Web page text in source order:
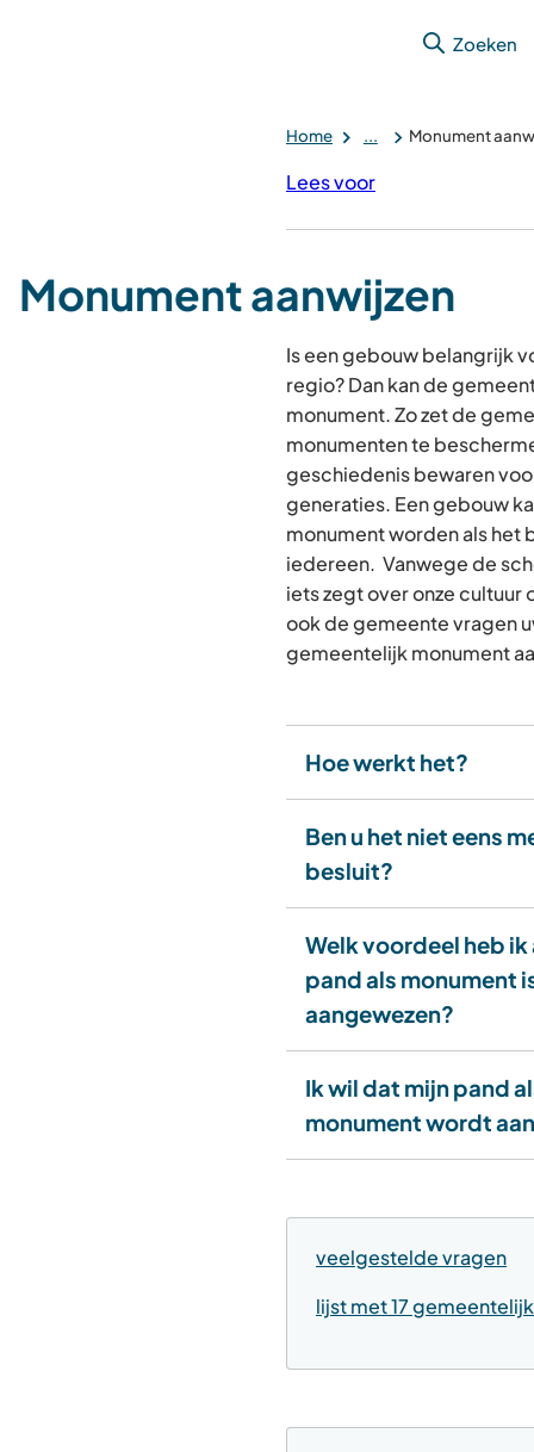
Zoeken
Home ... Monument
Lees voor
Monument aanwijzen
Is een gebouw belangrijk
regio? Dan kan de
monument. Zo zet de
monumenten te
geschiedenis bewaren
generaties. Een gebouw
monument worden als het
iedereen. Vanwege de
iets zegt over onze cultuur
ook de gemeente vragen
gemeentelijk monument
Hoe werkt het?
Ben u het niet eens
besluit?
Welk voordeel heb ik
pand als monument
aangewezen?
Ik wil dat mijn pand
monument wordt
veelgestelde vragen
lijst met 17